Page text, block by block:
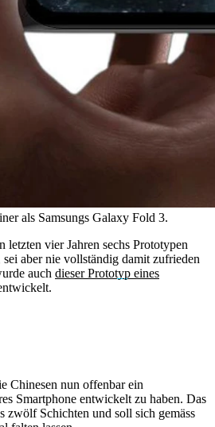
als Samsungs Galaxy Fold 3.
letzten vier Jahren sechs Prototypen
aber nie vollständig damit zufrieden
auch dieser Prototyp eines
Chinesen nun offenbar ein
Smartphone entwickelt zu haben. Das
zwölf Schichten und soll sich gemäss